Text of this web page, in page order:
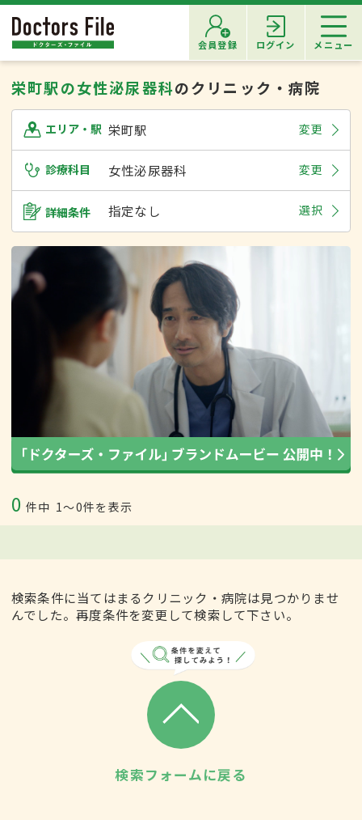
会員登録 ログイン メニュー
栄町駅の女性泌尿器科のクリニック・病院
エリア・駅 栄町駅 変更
診療科目 女性泌尿器科 変更
詳細条件 指定なし 選択
0 件中 1〜0件を表示
検索条件に当てはまるクリニック・病院は見つかりませ
んでした。再度条件を変更して検索して下さい。
検索フォームに戻る